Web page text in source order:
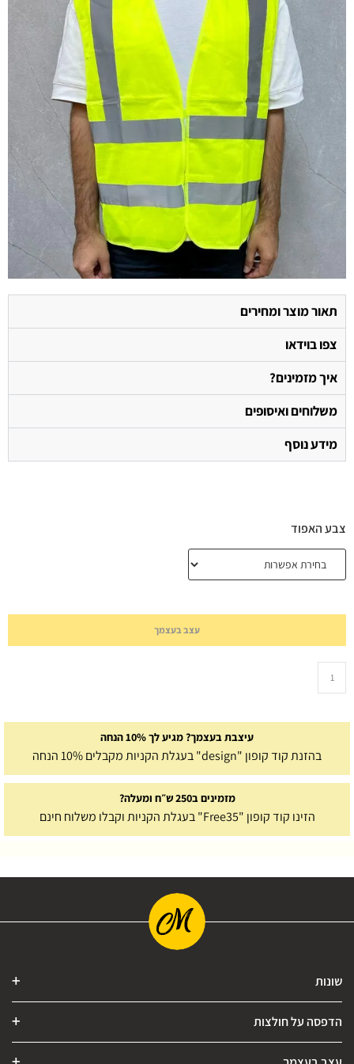
תאור מוצר ומחירים
צפו בוידאו
איך מזמינים?
משלוחים ואיסופים
מידע נוסף
צבע האפוד
עצב בעצמך
עיצבת בעצמך? מגיע לך 10% הנחה
בהזנת קוד קופון "design" בעגלת הקניות מקבלים 10% הנחה
מזמינים ב250 ש״ח ומעלה?
הזינו קוד קופון "Free35" בעגלת הקניות וקבלו משלוח חינם
שונות
הדפסה על חולצות